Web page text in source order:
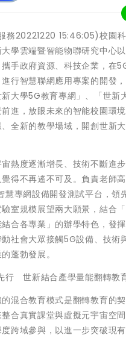
務20221220 15:46:05)校園
學雲端暨智能物聯研究中心
手政府資源、科技企業，在
行智慧聯網應用專案的開發
大學5G教育專網」、「世新
進，放眼未來的智能校園環
全新的教學場域，開創世新
熱度逐漸增長、技術不斷進
得不再遙不可及。負責老師
慧專網設備開發測試平台，領
室規模展望兩大願景，結合
合各專業」的辦學特色，發
社會大眾接觸5G設備、技術
蓬勃發展。
行 世新結合產學量能翻轉教
混合教育模式是翻轉教育的
合真實課堂與虛擬元宇宙空
跨域參與，以進一步突破現